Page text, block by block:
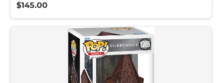
$145.00